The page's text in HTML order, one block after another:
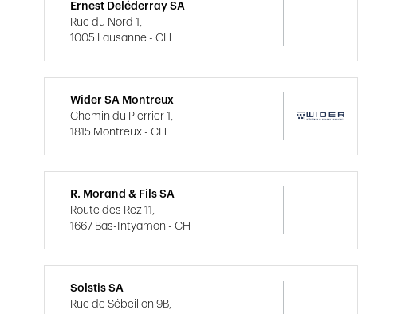
Ernest Deléderray SA
Rue du Nord 1,
1005 Lausanne - CH
Wider SA Montreux
Chemin du Pierrier 1,
1815 Montreux - CH
R. Morand & Fils SA
Route des Rez 11,
1667 Bas-Intyamon - CH
Solstis SA
Rue de Sébeillon 9B,